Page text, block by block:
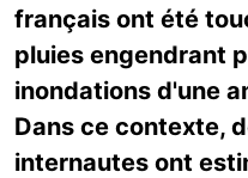
français ont été
pluies engendrant
inondations d'une
Dans ce contexte,
internautes ont